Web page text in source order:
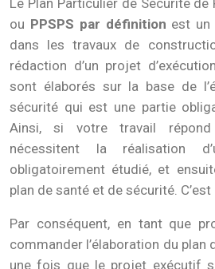
Le Plan Particulier de Sécurité
ou PPSPS par définition est un
dans les travaux de
rédaction d’un projet
sont élaborés sur la base de
sécurité qui est une partie
Ainsi, si votre travail
nécessitent la réalisation
obligatoirement étudié, et
plan de santé et de sécurité. C’est
Par conséquent, en tant que
commander l’élaboration du plan
une fois que le projet exécutif